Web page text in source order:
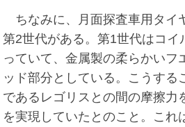
ちなみに、月面探査車用タイ
第2世代がある。第1世代はコイ
っていて、金属製の柔らかいフ
ッド部分としている。こうする
であるレゴリスとの間の摩擦力
を実現していたとのこと。これ